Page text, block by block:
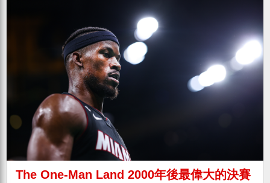
The One-Man Land 2000年後最偉大的決賽